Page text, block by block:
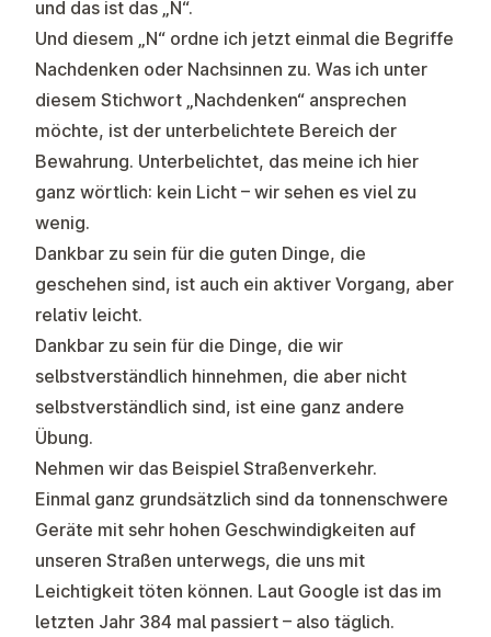
und das ist das „N“.
Und diesem „N“ ordne ich jetzt einmal die Begriffe
Nachdenken oder Nachsinnen zu. Was ich unter
diesem Stichwort „Nachdenken“ ansprechen
möchte, ist der unterbelichtete Bereich der
Bewahrung. Unterbelichtet, das meine ich hier
ganz wörtlich: kein Licht – wir sehen es viel zu
wenig.
Dankbar zu sein für die guten Dinge, die
geschehen sind, ist auch ein aktiver Vorgang, aber
relativ leicht.
Dankbar zu sein für die Dinge, die wir
selbstverständlich hinnehmen, die aber nicht
selbstverständlich sind, ist eine ganz andere
Übung.
Nehmen wir das Beispiel Straßenverkehr.
Einmal ganz grundsätzlich sind da tonnenschwere
Geräte mit sehr hohen Geschwindigkeiten auf
unseren Straßen unterwegs, die uns mit
Leichtigkeit töten können. Laut Google ist das im
letzten Jahr 384 mal passiert – also täglich.